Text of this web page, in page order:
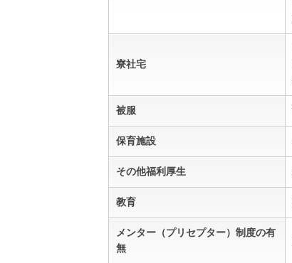
寮社宅
被服
保育施設
その他福利厚生
教育
メンター（プリセプター）制度の有
無